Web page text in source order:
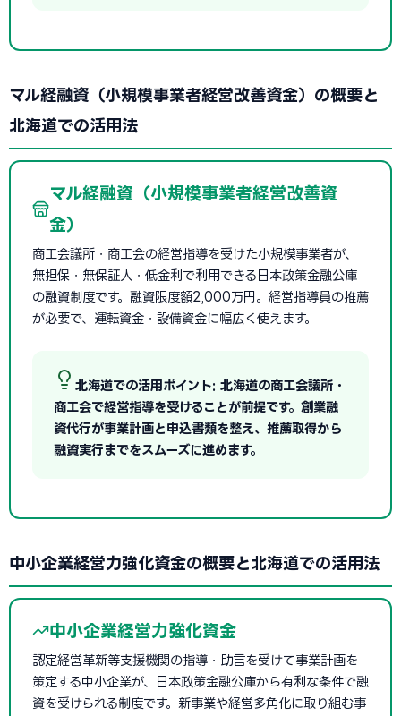
マル経融資（小規模事業者経営改善資金）の概要と
北海道での活用法
マル経融資（小規模事業者経営改善資
金）
商工会議所・商工会の経営指導を受けた小規模事業者が、
無担保・無保証人・低金利で利用できる日本政策金融公庫
の融資制度です。融資限度額2,000万円。経営指導員の推薦
が必要で、運転資金・設備資金に幅広く使えます。
北海道での活用ポイント: 北海道の商工会議所・
商工会で経営指導を受けることが前提です。創業融
資代行が事業計画と申込書類を整え、推薦取得から
融資実行までをスムーズに進めます。
中小企業経営力強化資金の概要と北海道での活用法
中小企業経営力強化資金
認定経営革新等支援機関の指導・助言を受けて事業計画を
策定する中小企業が、日本政策金融公庫から有利な条件で融
資を受けられる制度です。新事業や経営多角化に取り組む事